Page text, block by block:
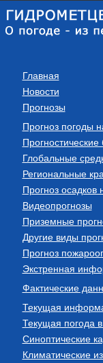
Главная
Новости
Прогнозы
Прогноз погоды
Глобальные
Региональные
Прогноз осадков
Видеопрогнозы
Приземные
Другие виды
Прогноз
Экстренная
Фактические
Текущая
Текущая погода
Синоптические
Климатические